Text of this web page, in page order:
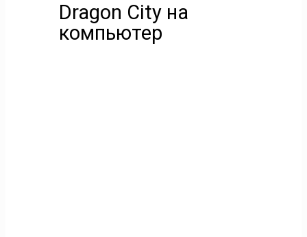
Dragon City на
компьютер